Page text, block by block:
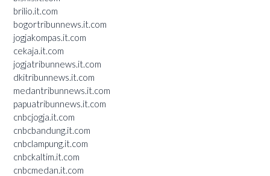
brilio.it.com
bogortribunnews.it.com
jogjakompas.it.com
cekaja.it.com
jogjatribunnews.it.com
dkitribunnews.it.com
medantribunnews.it.com
papuatribunnews.it.com
cnbcjogja.it.com
cnbcbandung.it.com
cnbclampung.it.com
cnbckaltim.it.com
cnbcmedan.it.com